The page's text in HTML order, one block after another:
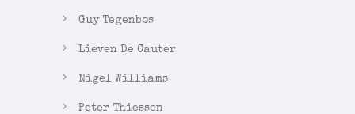
Guy Tegenbos
Lieven De Cauter
Nigel Williams
Peter Thiessen